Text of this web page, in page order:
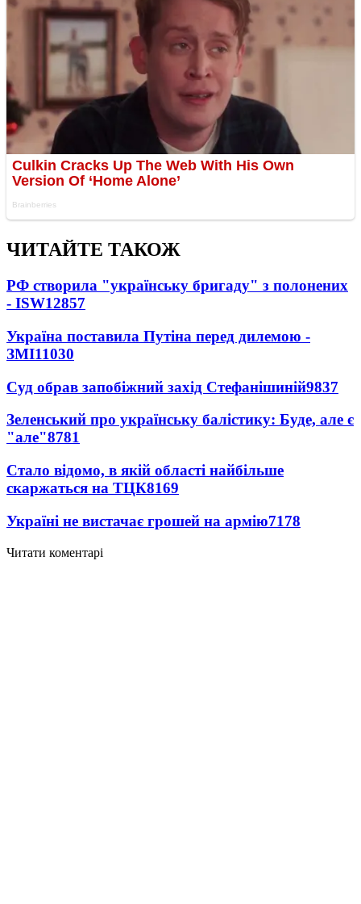
ЧИТАЙТЕ ТАКОЖ
РФ створила "українську бригаду" з полонених
- ISW12857
Україна поставила Путіна перед дилемою -
ЗМІ11030
Суд обрав запобіжний захід Стефанішиній9837
Зеленський про українську балістику: Буде, але є
"але"8781
Стало відомо, в якій області найбільше
скаржаться на ТЦК8169
Україні не вистачає грошей на армію7178
Читати коментарі